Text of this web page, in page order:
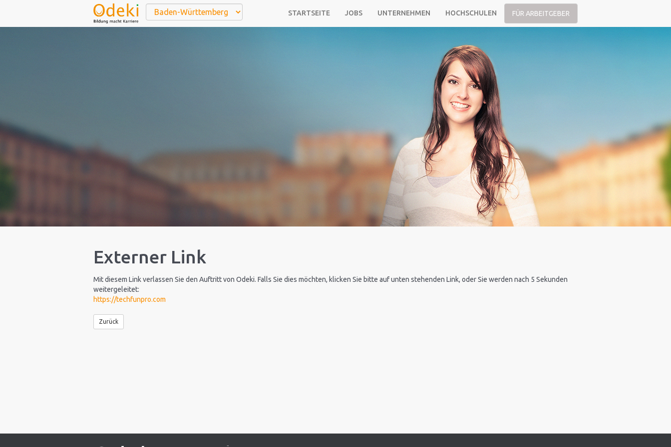
STARTSEITE JOBS UNTERNEHMEN HOCHSCHULEN FÜR ARBEITGEBER
Externer Link
Mit diesem Link verlassen Sie den Auftritt von Odeki. Falls Sie dies möchten, klicken Sie bitte auf unten stehenden Link, oder Sie werden nach 5 Sekunden
weitergeleitet:
https://techfunpro.com
Zurück